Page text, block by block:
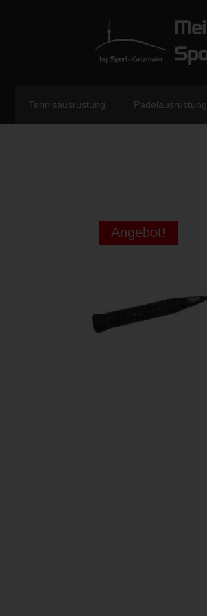
Tennisausrüstung Padelausrüstung
Angebot!